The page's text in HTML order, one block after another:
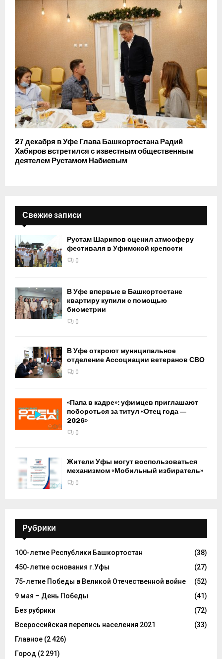
27 декабря в Уфе Глава Башкортостана Радий
Хабиров встретился с известным общественным
деятелем Рустамом Набиевым
Свежие записи
Рустам Шарипов оценил атмосферу
фестиваля в Уфимской крепости
0
В Уфе впервые в Башкортостане
квартиру купили с помощью
биометрии
0
В Уфе откроют муниципальное
отделение Ассоциации ветеранов СВО
0
«Папа в кадре»: уфимцев приглашают
побороться за титул «Отец года —
2026»
0
Жители Уфы могут воспользоваться
механизмом «Мобильный избиратель»
0
Рубрики
100-летие Республики Башкортостан
(38)
450-летие основания г.Уфы
(27)
75-летие Победы в Великой Отечественной войне
(52)
9 мая – День Победы
(41)
Без рубрики
(72)
Всероссийская перепись населения 2021
(33)
Главное (2 426)
Город (2 291)